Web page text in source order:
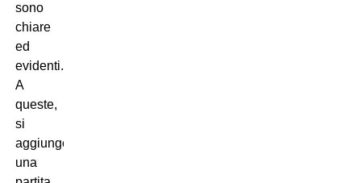
sono
chiare
ed
evidenti.
A
queste,
si
aggiunge
una